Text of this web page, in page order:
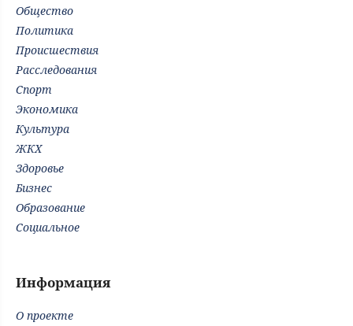
Общество
Политика
Происшествия
Расследования
Спорт
Экономика
Культура
ЖКХ
Здоровье
Бизнес
Образование
Социальное
Информация
О проекте